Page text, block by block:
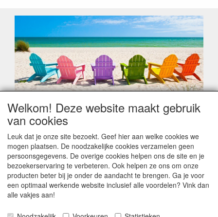
Geachte klant,
Zoals elk jaar zorgt de verlofperiode, naast een hoop
leveringsproblemen.
Sommige fabrikanten sluiten of werken met een
vakantiebezetting.
Bestellingen die vanaf +/- 15 juli geplaatst worden kunnen
hierdoor vertraging oplopen. Wanneer die voorradig is en alle
betalingsmodaliteiten zijn vervuld dan de bestelling verstuurd
worden. Indien deze nog terug moeten binnen komen dan is
Welkom! Deze website maakt gebruik
van cookies
Leuk dat je onze site bezoekt. Geef hier aan welke cookies we
mogen plaatsen. De noodzakelijke cookies verzamelen geen
persoonsgegevens. De overige cookies helpen ons de site en je
bezoekerservaring te verbeteren. Ook helpen ze ons om onze
producten beter bij je onder de aandacht te brengen. Ga je voor
een optimaal werkende website inclusief alle voordelen? Vink dan
alle vakjes aan!